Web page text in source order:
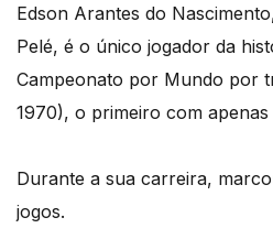
Edson Arantes do
Pelé, é o único jogador da
Campeonato por Mundo por
1970), o primeiro com apenas
Durante a sua carreira,
jogos.